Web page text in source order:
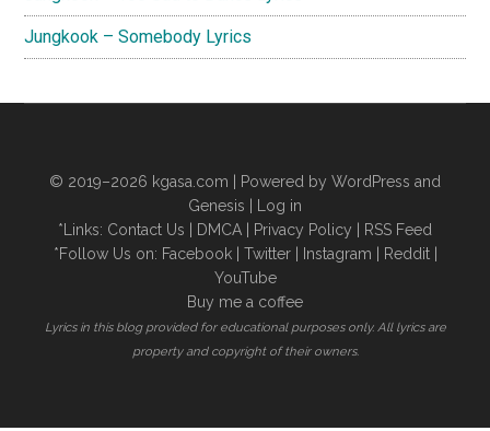
Jungkook – Somebody Lyrics
© 2019–2026 kgasa.com | Powered by WordPress and
Genesis |
Log in
*Links: Contact Us DMCA Privacy Policy
RSS Feed
*Follow Us on: Facebook| Twitter| Instagram Reddit|
YouTube
Buy me a coffee
Lyrics in this blog provided for educational purposes only. All lyrics are
property and copyright of their owners.